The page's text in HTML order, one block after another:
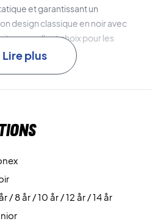
et garantissant un
design classique en noir avec
un excellent choix pour les
dès aujourd’hui !
Lire plus
/ 8 år / 10 år / 12 år / 14 år